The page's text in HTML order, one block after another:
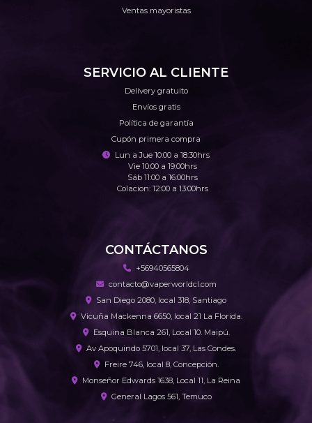
Ventas mayoristas
SERVICIO AL CLIENTE
Delivery gratuito
Envíos gratis
Política de garantía
Cupón primera compra
Lun a Jue 10:00 a 18:30hrs
Vie 10:00 a 19:00hrs
Sáb 11:00 a 16:00hrs
Colacion: 12:00 a 13:00hrs
CONTÁCTANOS
+56940565804
contacto@vaperworldcl.com
San Diego 2080, local 318, Santiago
Vicuña Mackenna 6650, local 21 La Florida.
Esquina Blanca 261, Local 10. Maipú.
Av Apoquindo 5701, local 37, Las Condes.
Freire 746, local 8, Concepción.
Monseñor Edwards 1638, Local 11, La Reina
General Lagos 561, Temuco